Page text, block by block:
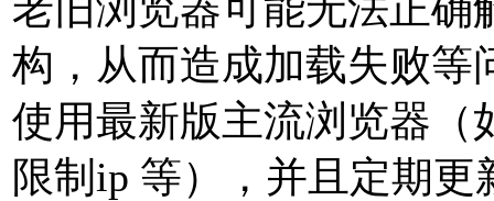
构，从而造成加载失败等
使用最新版主流浏览器（
限制ip 等），并且定期